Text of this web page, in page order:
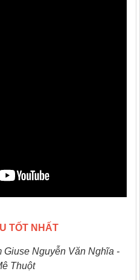
TỐT NHẤT
Giuse Nguyễn Văn Nghĩa -
Thuột